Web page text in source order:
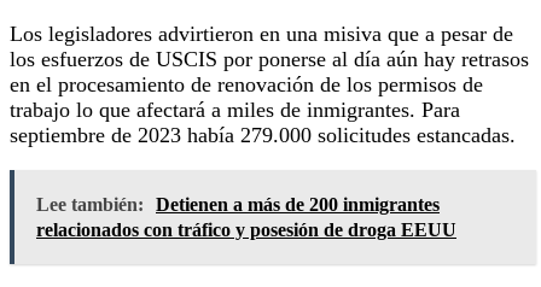
Los legisladores advirtieron en una misiva que a pesar de
los esfuerzos de USCIS por ponerse al día aún hay retrasos
en el procesamiento de renovación de los permisos de
trabajo lo que afectará a miles de inmigrantes. Para
septiembre de 2023 había 279.000 solicitudes estancadas.
Lee también:
Detienen a más de 200 inmigrantes
relacionados con tráfico y posesión de droga EEUU